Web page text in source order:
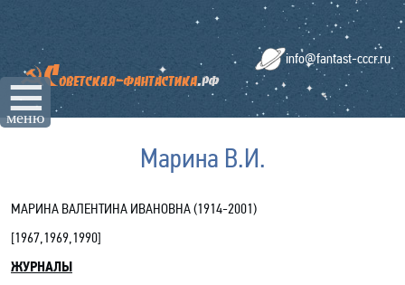
☰
меню
info@fantast-cccr.ru
Марина В.И.
МАРИНА ВАЛЕНТИНА ИВАНОВНА (1914-2001)
[1967,1969,1990]
ЖУРНАЛЫ